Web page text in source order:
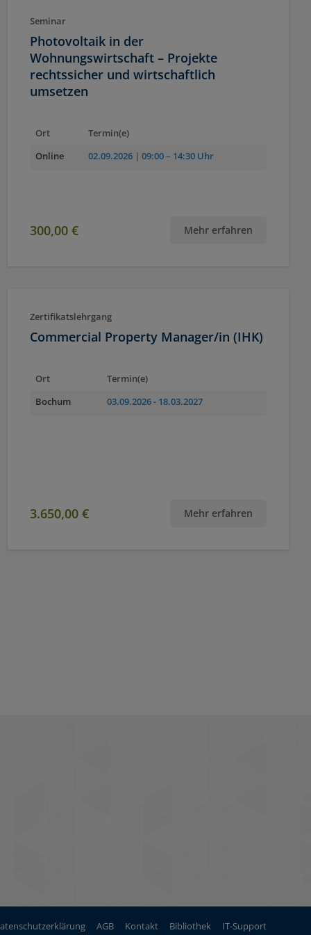
Seminar
Photovoltaik in der
Wohnungswirtschaft – Projekte
rechtssicher und wirtschaftlich
umsetzen
Ort
Termin(e)
Online
02.09.2026 | 09:00 – 14:30 Uhr
300,00 € Mehr erfahren
Zertifikatslehrgang
Commercial Property Manager/in (IHK)
Ort
Termin(e)
Bochum
03.09.2026- 18.03.2027
3.650,00 € Mehr erfahren
AGB Kontakt Bibliothek IT-Support